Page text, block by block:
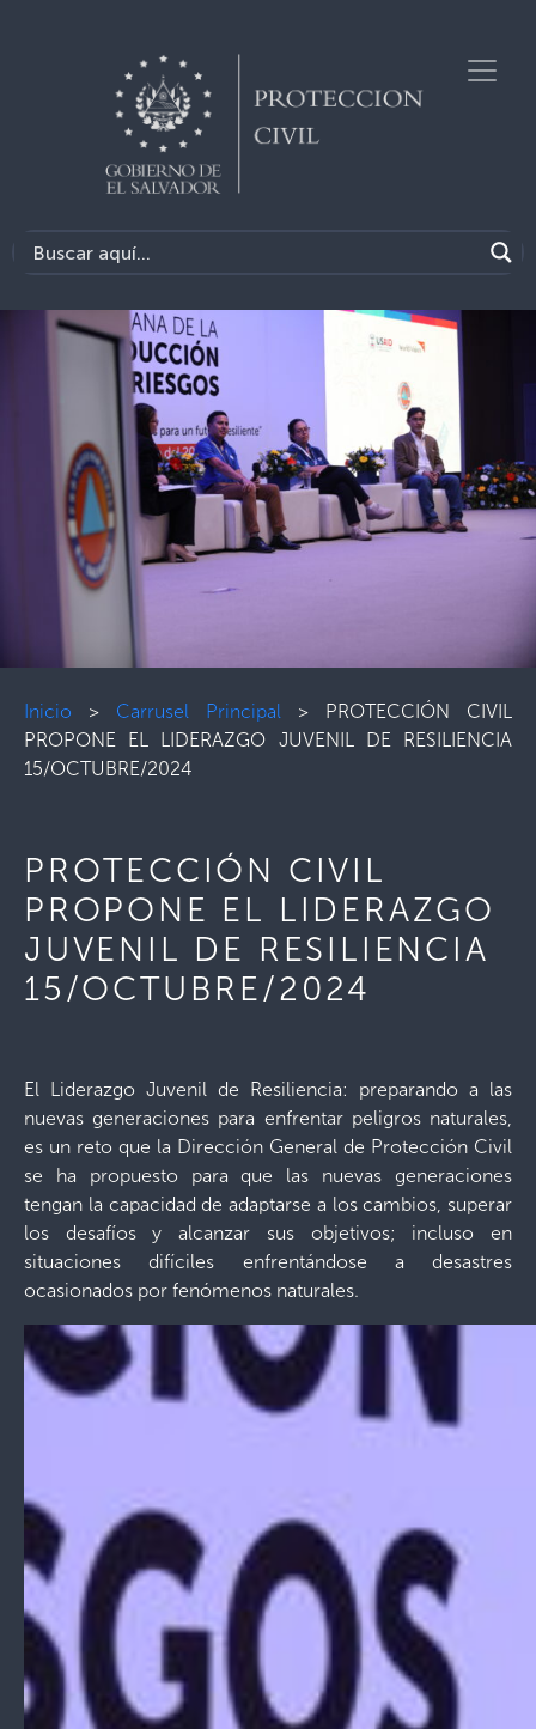
Inicio > Carrusel Principal > PROTECCIÓN CIVIL
PROPONE EL LIDERAZGO JUVENIL DE RESILIENCIA
15/OCTUBRE/2024
PROTECCIÓN CIVIL
PROPONE EL LIDERAZGO
JUVENIL DE RESILIENCIA
15/OCTUBRE/2024
El Liderazgo Juvenil de Resiliencia: preparando a las
nuevas generaciones para enfrentar peligros naturales,
es un reto que la Dirección General de Protección Civil
se ha propuesto para que las nuevas generaciones
tengan la capacidad de adaptarse a los cambios, superar
los desafíos y alcanzar sus objetivos; incluso en
situaciones difíciles enfrentándose a desastres
ocasionados por fenómenos naturales.